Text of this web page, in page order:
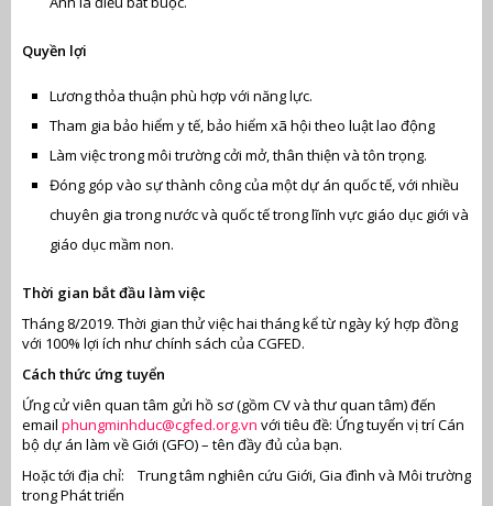
Quyền lợi
Lương thỏa thuận phù hợp với năng lực.
Tham gia bảo hiểm y tế, bảo hiểm xã hội theo luật lao động
Làm việc trong môi trường cởi mở, thân thiện và tôn trọng.
Đóng góp vào sự thành công của một dự án quốc tế, với nhiều
chuyên gia trong nước và quốc tế trong lĩnh vực giáo dục giới và
giáo dục mầm non.
Thời gian bắt đầu làm việc
Tháng 8/2019. Thời gian thử việc hai tháng kể từ ngày ký hợp đồng
với 100% lợi ích như chính sách của CGFED.
Cách thức ứng tuyển
Ứng cử viên quan tâm gửi hồ sơ (gồm CV và thư quan tâm) đến
email phungminhduc@cgfed.org.vn với tiêu đề: Ứng tuyển vị trí Cán
bộ dự án làm về Giới (GFO) – tên đầy đủ của bạn.
Hoặc tới địa chỉ: Trung tâm nghiên cứu Giới, Gia đình và Môi trường
trong Phát triển